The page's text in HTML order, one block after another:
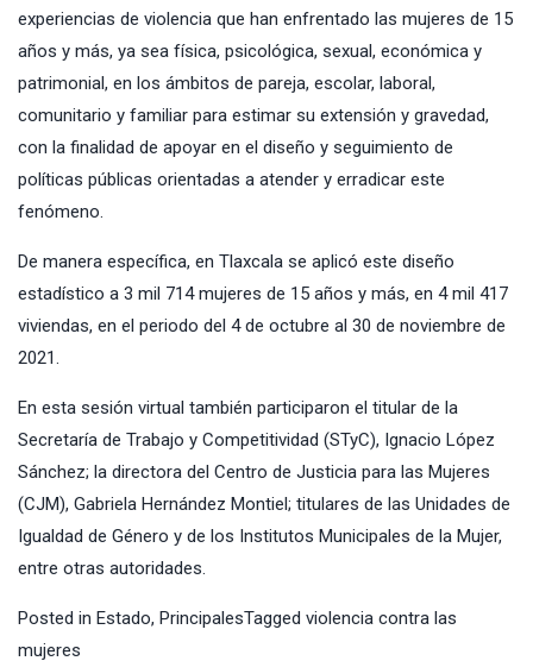
experiencias de violencia que han enfrentado las mujeres de 15
años y más, ya sea física, psicológica, sexual, económica y
patrimonial, en los ámbitos de pareja, escolar, laboral,
comunitario y familiar para estimar su extensión y gravedad,
con la finalidad de apoyar en el diseño y seguimiento de
políticas públicas orientadas a atender y erradicar este
fenómeno.
De manera específica, en Tlaxcala se aplicó este diseño
estadístico a 3 mil 714 mujeres de 15 años y más, en 4 mil 417
viviendas, en el periodo del 4 de octubre al 30 de noviembre de
2021.
En esta sesión virtual también participaron el titular de la
Secretaría de Trabajo y Competitividad (STyC), Ignacio López
Sánchez; la directora del Centro de Justicia para las Mujeres
(CJM), Gabriela Hernández Montiel; titulares de las Unidades de
Igualdad de Género y de los Institutos Municipales de la Mujer,
entre otras autoridades.
Posted in Estado, PrincipalesTagged violencia contra las
mujeres